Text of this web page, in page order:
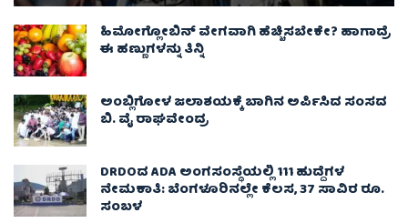
ಹಿಮೋಗ್ಲೋಬಿನ್ ವೇಗವಾಗಿ ಹೆಚ್ಚಿಸಬೇಕೇ? ಹಾಗಾದ್ರೆ
ಈ ಹಣ್ಣುಗಳನ್ನು ತಿನ್ನಿ
ಅಂಬ್ಲಿಗೋಳ ಜಲಾಶಯಕ್ಕೆ ಬಾಗಿನ ಅರ್ಪಿಸಿದ ಸಂಸದ
ಬಿ. ವೈ ರಾಘವೇಂದ್ರ
DRDOದ ADA ಅಂಗಸಂಸ್ಥೆಯಲ್ಲಿ 111 ಹುದ್ದೆಗಳ
ನೇಮಕಾತಿ: ಬೆಂಗಳೂರಿನಲ್ಲೇ ಕೆಲಸ, 37 ಸಾವಿರ ರೂ.
ಸಂಬಳ